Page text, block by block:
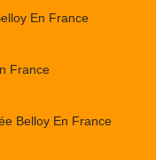
En France
France
Belloy En France